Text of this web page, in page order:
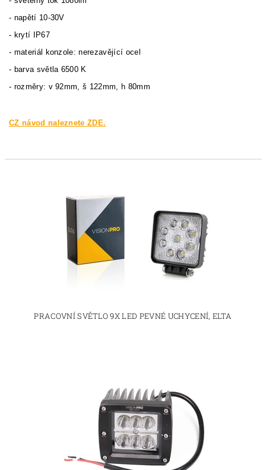
- napětí 10-30V
- krytí IP67
- materiál konzole: nerezavějící ocel
- barva světla 6500 K
- rozměry: v 92mm, š 122mm, h 80mm
CZ návod naleznete ZDE.
PRACOVNÍ SVĚTLO 9X LED PEVNÉ UCHYCENÍ, ELTA